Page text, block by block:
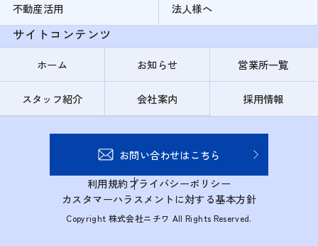
不動産活用
法人様へ
サイトコンテンツ
ホーム お知らせ 営業所一覧
スタッフ紹介 会社案内 採用情報
お問い合わせはこちら
利用規約プライバシーポリシー
カスタマーハラスメントに対する基本方針
Copyright 株式会社ニチワ All Rights Reserved.